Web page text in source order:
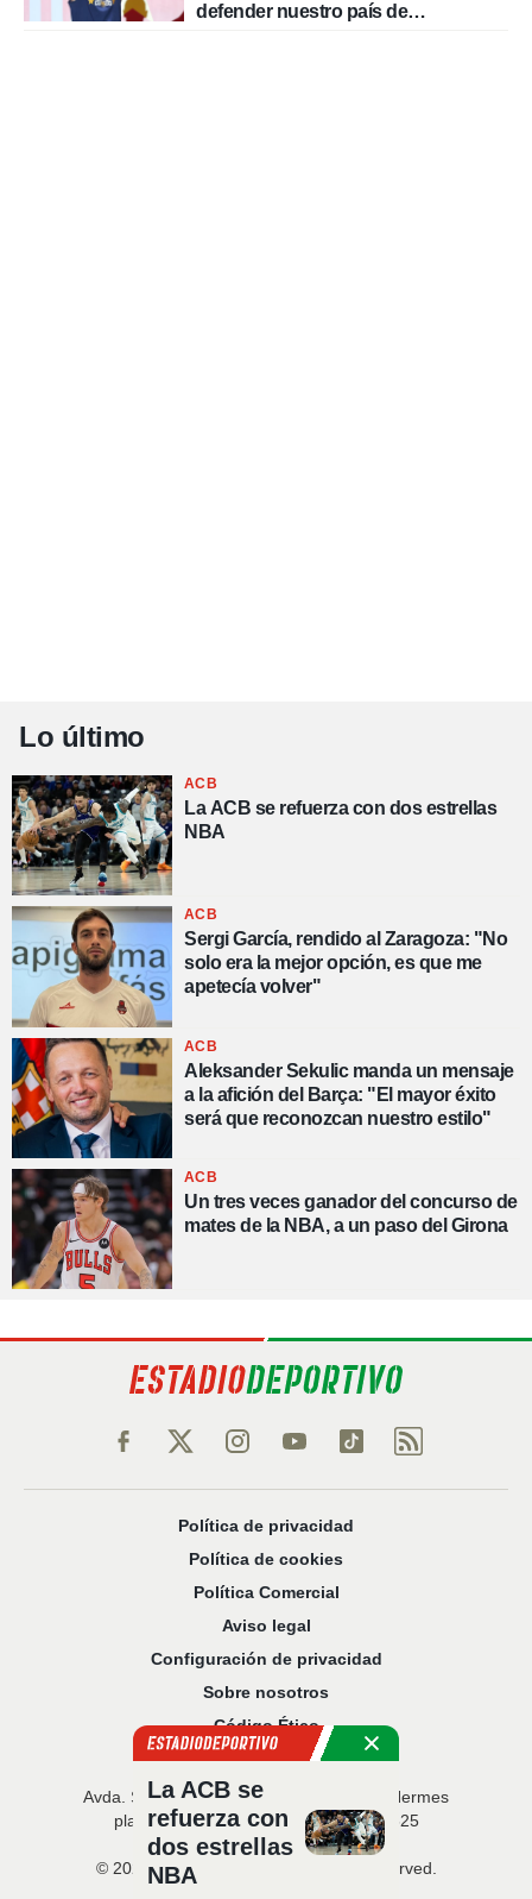
defender nuestro país de
Lo último
ACB
La ACB se refuerza con dos estrellas
NBA
ACB
Sergi García, rendido al Zaragoza: "No
solo era la mejor opción, es que me
apetecía volver"
ACB
Aleksander Sekulic manda un mensaje
a la afición del Barça: "El mayor éxito
será que reconozcan nuestro estilo"
ACB
Un tres veces ganador del concurso de
mates de la NBA, a un paso del Girona
Política de privacidad
Política de cookies
Política Comercial
Aviso legal
Configuración de privacidad
Sobre nosotros
Código Ético
Avda. San Francisco Javier, 22 · Edificio Hermes
planta 5 · 41018 Sevilla · T. 954 216 525
© 2026 Estadio Deportivo. All rights reserved.
La ACB se
refuerza con
dos estrellas
NBA